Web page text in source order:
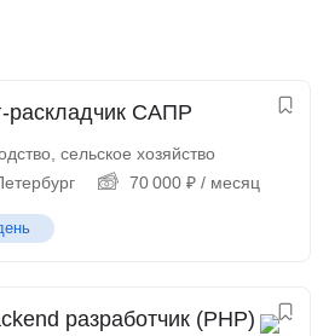
раскладчик САПР
сельское хозяйство
70 000 ₽ / месяц
разработчик (PHP)